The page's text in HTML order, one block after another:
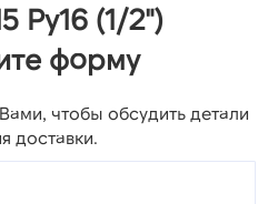
Ру16 (1/2")
форму
чтобы обсудить детали
доставки.